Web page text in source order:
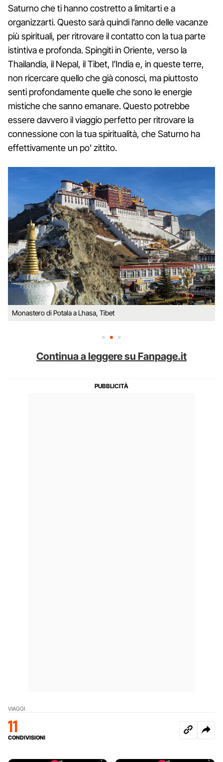
Saturno che ti hanno costretto a limitarti e a
organizzarti. Questo sarà quindi l’anno delle vacanze
più spirituali, per ritrovare il contatto con la tua parte
istintiva e profonda. Spingiti in Oriente, verso la
Thailandia, il Nepal, il Tibet, l’India e, in queste terre,
non ricercare quello che già conosci, ma piuttosto
senti profondamente quelle che sono le energie
mistiche che sanno emanare. Questo potrebbe
essere davvero il viaggio perfetto per ritrovare la
connessione con la tua spiritualità, che Saturno ha
effettivamente un po’ zittito.
Monastero di Potala a Lhasa, Tibet
Continua a leggere su Fanpage.it
VIAGGI
11
CONDIVISIONI